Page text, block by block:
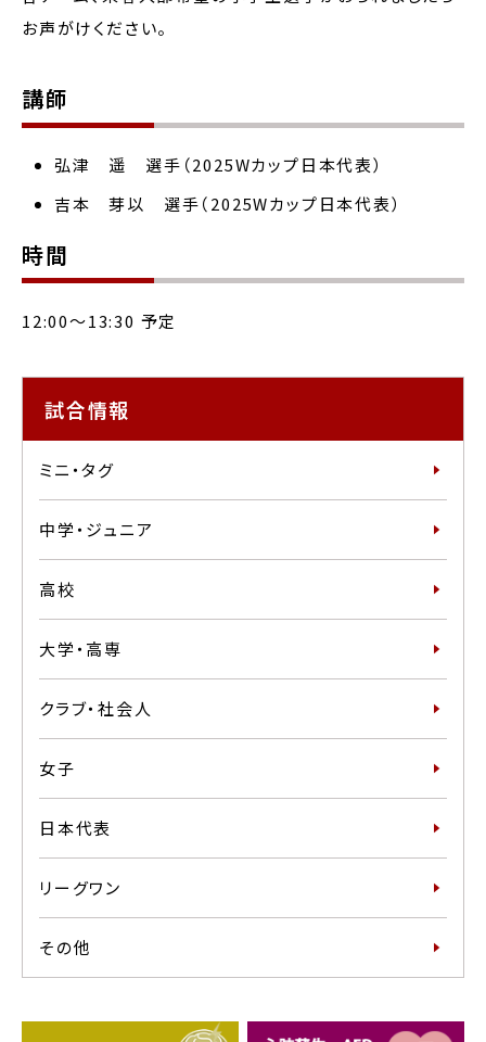
お声がけください。
講師
弘津 遥 選手（2025Wカップ日本代表）
吉本 芽以 選手（2025Wカップ日本代表）
時間
12:00～13:30 予定
試合情報
ミニ・タグ
中学・ジュニア
高校
大学・高専
クラブ・社会人
女子
日本代表
リーグワン
その他